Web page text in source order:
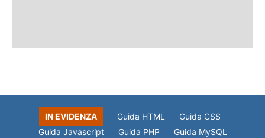
IN EVIDENZA Guida HTML
Guida CSS
Guida Javascript
Guida PHP
Guida MySQL